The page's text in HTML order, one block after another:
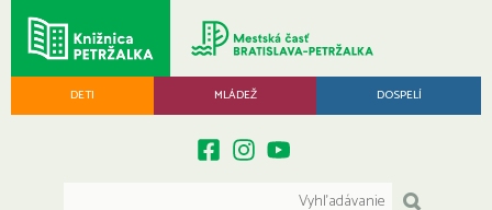
DETI MLÁDEŽ DOSPELÍ